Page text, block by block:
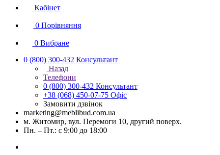
Кабінет
0 Порівняння
0 Вибране
0 (800) 300-432 Консультант
Назад
Телефони
0 (800) 300-432 Консультант
+38 (068) 450-07-75 Офіс
Замовити дзвінок
marketing@meblibud.com.ua
м. Житомир, вул. Перемоги 10, другий поверх.
Пн. – Пт.: с 9:00 до 18:00